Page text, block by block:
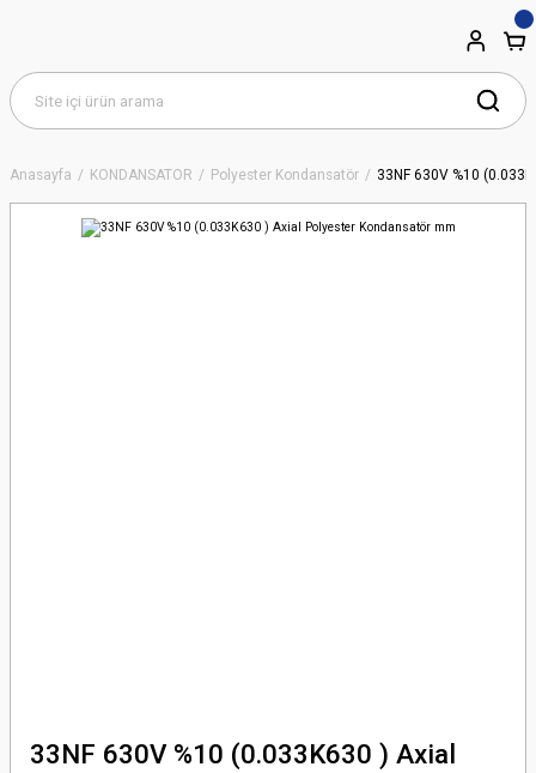
Anasayfa KONDANSATÖR Polyester Kondansatör 33NF 630V %10
33NF 630V %10 (0.033K630 ) Axial